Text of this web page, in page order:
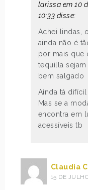
larissa em 10
10:33 disse:
Achei lindas,
ainda não é
por mais que
tequilla
bem salgado
Ainda tá
Mas se a
encontra em
acessíveis tb
Claudia
15 DE